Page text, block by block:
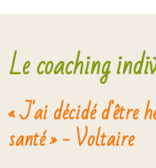
Le coaching
« J'ai décidé d'être
santé » - Voltaire